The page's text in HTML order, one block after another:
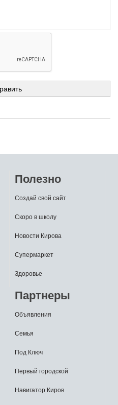
Полезно
Создай свой сайт
Скоро в школу
Новости Кирова
Супермаркет
Здоровье
Партнеры
Объявления
Семья
Под Ключ
Первый городской
Навигатор Киров